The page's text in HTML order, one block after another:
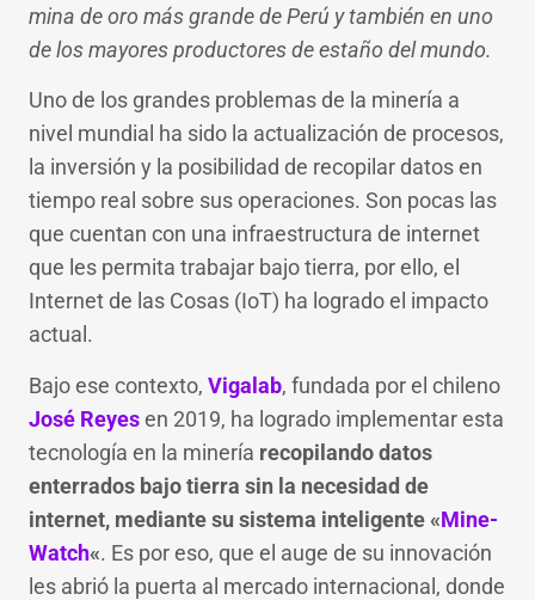
mina de oro más grande de Perú y también en uno
de los mayores productores de estaño del mundo.
Uno de los grandes problemas de la minería a
nivel mundial ha sido la actualización de procesos,
la inversión y la posibilidad de recopilar datos en
tiempo real sobre sus operaciones. Son pocas las
que cuentan con una infraestructura de internet
que les permita trabajar bajo tierra, por ello, el
Internet de las Cosas (IoT) ha logrado el impacto
actual.
Bajo ese contexto, Vigalab, fundada por el chileno
José Reyesen 2019, ha logrado implementar esta
tecnología en la minería recopilando datos
enterrados bajo tierra sin la necesidad de
internet, mediante su sistema inteligente «Mine-
Watch«. Es por eso, que el auge de su innovación
les abrió la puerta al mercado internacional, donde